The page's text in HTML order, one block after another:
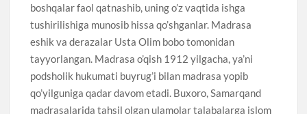
boshqalar faol qatnashib, uning o’z vaqtida ishga
tushirilishiga munosib hissa qo’shganlar. Madrasa
eshik va derazalar Usta Olim bobo tomonidan
tayyorlangan. Madrasa o’qish 1912 yilgacha, ya’ni
podsholik hukumati buyrug’i bilan madrasa yopib
qo’yilguniga qadar davom etadi. Buxoro, Samarqand
madrasalarida tahsil olgan ulamolar talabalarga islom